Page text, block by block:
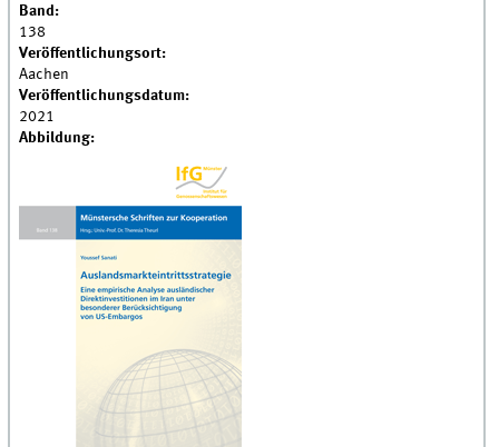
Band:
138
Veröffentlichungsort:
Aachen
Veröffentlichungsdatum:
2021
Abbildung: